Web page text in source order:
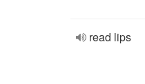
read lips